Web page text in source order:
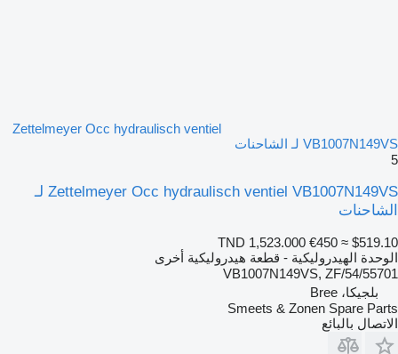
Zettelmeyer Occ hydraulisch ventiel
VB1007N149VS لـ الشاحنات
5
Zettelmeyer Occ hydraulisch ventiel VB1007N149VS لـ
الشاحنات
TND 1,523.000 €450 ≈ $519.10
الوحدة الهيدروليكية - قطعة هيدروليكية أخرى
VB1007N149VS, ZF/54/55701
بلجيكا، Bree
Smeets & Zonen Spare Parts
الاتصال بالبائع